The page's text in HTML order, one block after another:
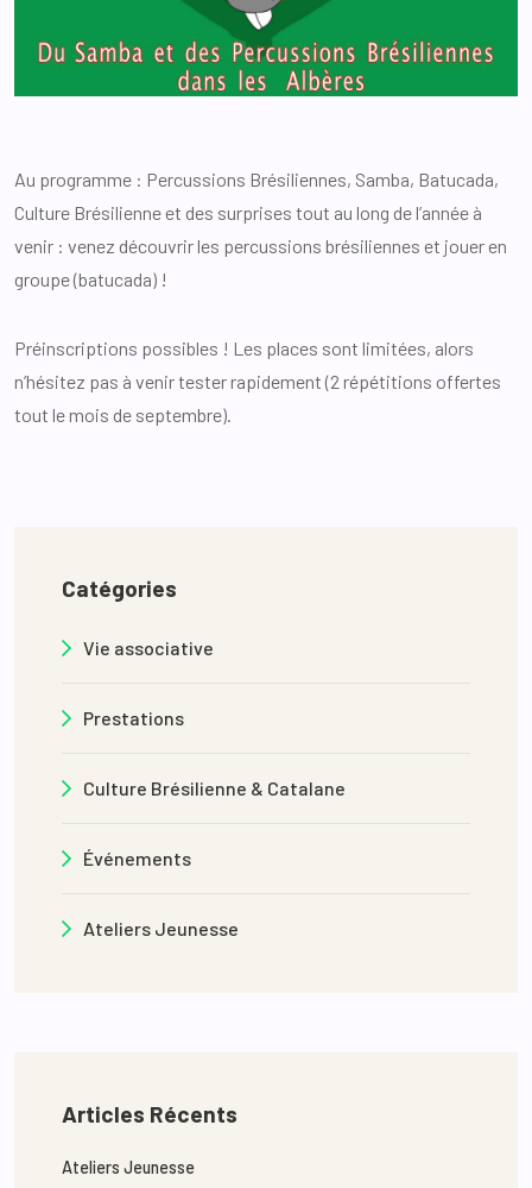
Au programme : Percussions Brésiliennes, Samba, Batucada,
Culture Brésilienne et des surprises tout au long de l’année à
venir : venez découvrir les percussions brésiliennes et jouer en
groupe (batucada) !
Préinscriptions possibles ! Les places sont limitées, alors
n’hésitez pas à venir tester rapidement (2 répétitions offertes
tout le mois de septembre).
Catégories
Vie associative
Prestations
Culture Brésilienne & Catalane
Événements
Ateliers Jeunesse
Articles Récents
Ateliers Jeunesse